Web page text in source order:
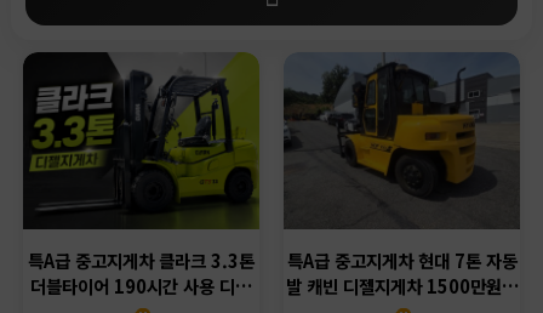
특A급 중고지게차 클라크 3.3톤
더블타이어 190시간 사용 디…
특A급 중고지게차 현대 7톤 자동
발 캐빈 디젤지게차 1500만원…